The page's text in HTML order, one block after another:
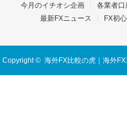
今月のイチオシ企画 各業者口
最新FXニュース
FX初
Copyright © 海外FX比較の虎｜海外